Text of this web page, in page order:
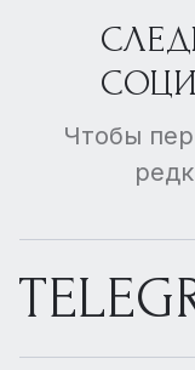
Чтобы